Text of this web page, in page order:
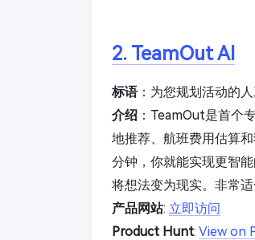
2. TeamOut AI
标语：为您规划活动的
介绍 ：TeamOut是首个
地推荐、航班费用估算
分钟，你就能实现更智
将想法变为现实。非常
产品网站: 立即访问
Product Hunt: View on